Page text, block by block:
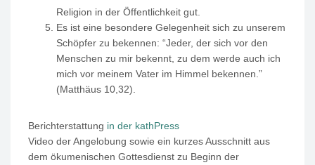
Religion in der Öffentlichkeit gut.
Es ist eine besondere Gelegenheit sich zu unserem
Schöpfer zu bekennen: “Jeder, der sich vor den
Menschen zu mir bekennt, zu dem werde auch ich
mich vor meinem Vater im Himmel bekennen.”
(Matthäus 10,32).
Berichterstattung in der kathPress
Video der Angelobung sowie ein kurzes Ausschnitt aus
dem ökumenischen Gottesdienst zu Beginn der